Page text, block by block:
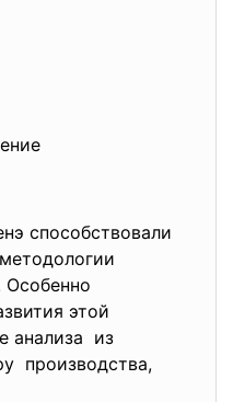
способствовали
Особенно
этой
анализа из
производства,